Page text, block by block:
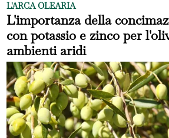
L'ARCA OLEARIA
L'importanza della
con potassio e zinco per
ambienti aridi